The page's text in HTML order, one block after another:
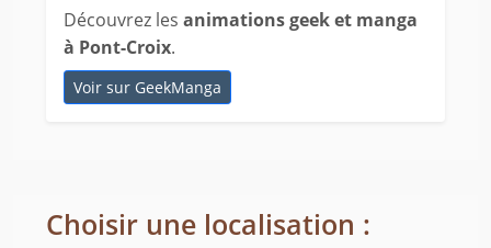
Découvrez les animations geek et manga
à Pont-Croix.
Voir sur GeekManga
Choisir une localisation :